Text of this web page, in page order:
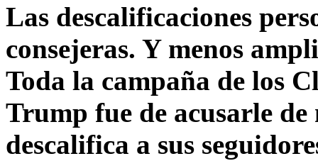
Las descalificaciones
consejeras. Y menos
Toda la campaña de los
Trump fue de acusarle
descalifica a sus